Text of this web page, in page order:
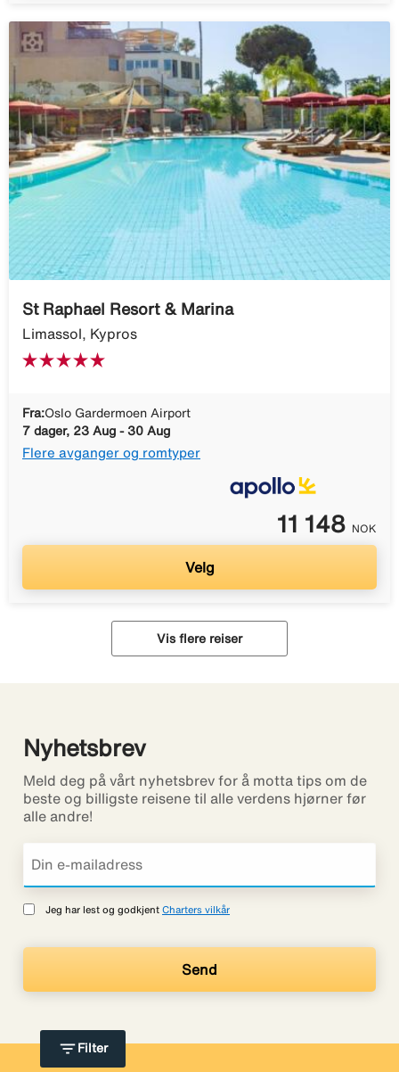
filter_list Filter
St Raphael Resort & Marina
Limassol, Kypros
Fra:Oslo Gardermoen Airport
7 dager, 23 Aug - 30 Aug
Flere avganger og romtyper
11 148 NOK
Velg
Vis flere reiser
Nyhetsbrev
Meld deg på vårt nyhetsbrev for å motta tips om de
beste og billigste reisene til alle verdens hjørner før
alle andre!
Jeg har lest og godkjent Charters vilkår